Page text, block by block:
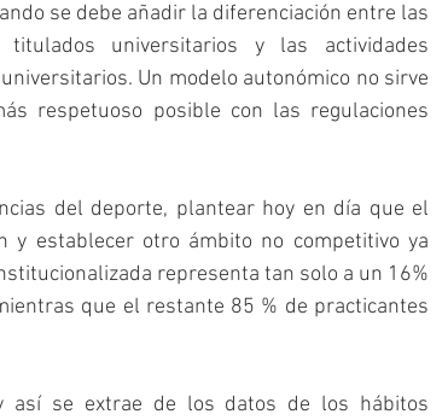
se debe añadir la diferenciación entre las
universitarios y las actividades
Un modelo autonómico no sirve
respetuoso posible con las regulaciones
del deporte, plantear hoy en día que el
y establecer otro ámbito no competitivo ya
representa tan solo a un 16%
que el restante 85 % de practicantes
así se extrae de los datos de los hábitos